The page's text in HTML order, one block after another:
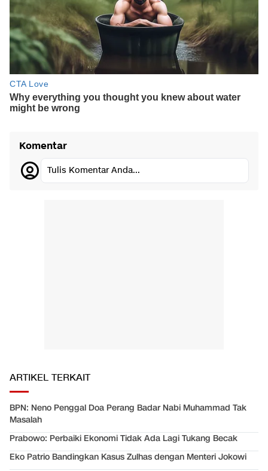
Komentar
Tulis Komentar Anda...
ARTIKEL TERKAIT
BPN: Neno Penggal Doa Perang Badar Nabi Muhammad Tak
Masalah
Prabowo: Perbaiki Ekonomi Tidak Ada Lagi Tukang Becak
Eko Patrio Bandingkan Kasus Zulhas dengan Menteri Jokowi